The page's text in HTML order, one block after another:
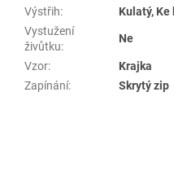
Výstřih:
Kulatý, Ke
Vystužení
živůtku:
Ne
Vzor:
Krajka
Zapínání: Skrytý zip